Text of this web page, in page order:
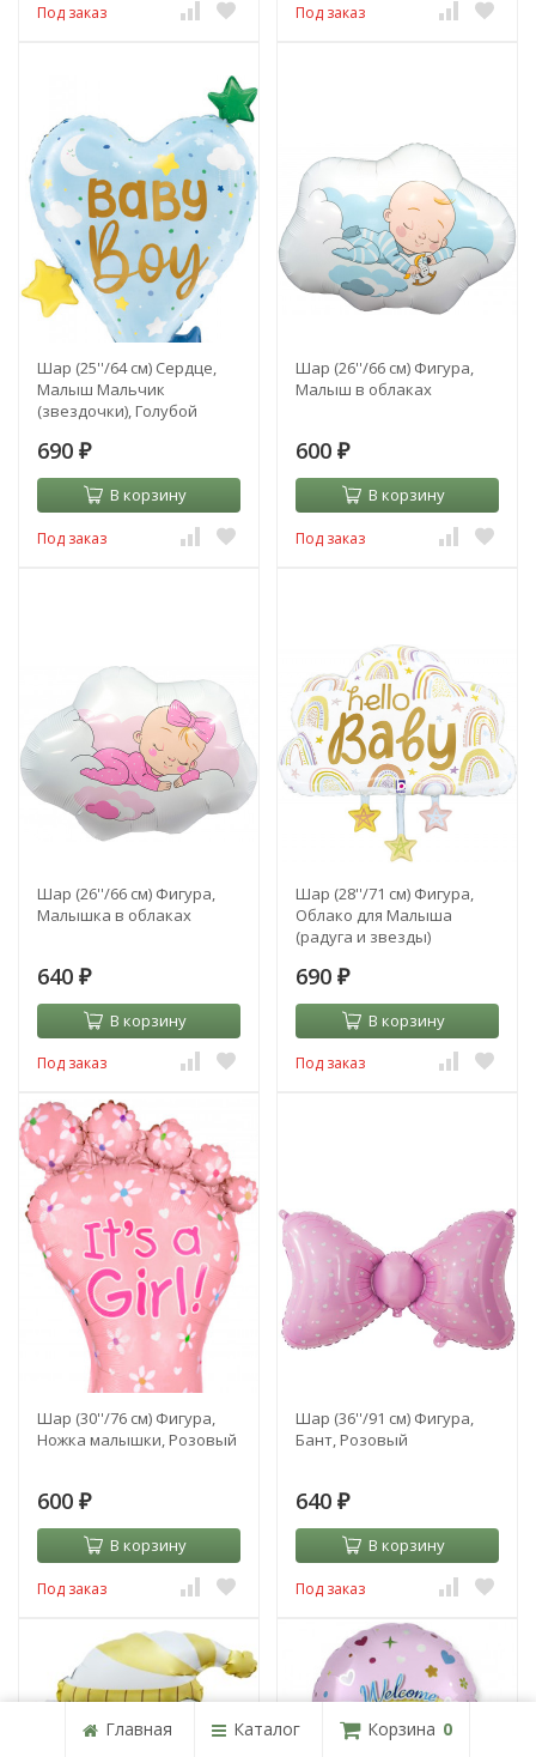
Под заказ Под заказ
Шар (25''/64 см) Сердце,
Малыш Мальчик
(звездочки), Голубой
690 ₽
В корзину
Под заказ
Шар (26''/66 см) Фигура,
Малыш в облаках
600 ₽
В корзину
Под заказ
Шар (26''/66 см) Фигура,
Малышка в облаках
640 ₽
В корзину
Под заказ
Шар (28''/71 см) Фигура,
Облако для Малыша
(радуга и звезды)
690 ₽
В корзину
Под заказ
Шар (30''/76 см) Фигура,
Ножка малышки, Розовый
600 ₽
В корзину
Под заказ
Шар (36''/91 см) Фигура,
Бант, Розовый
640 ₽
В корзину
Под заказ
Главная Каталог Корзина 0